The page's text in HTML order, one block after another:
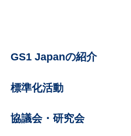
GS1 Japanの紹介
標準化活動
協議会・研究会